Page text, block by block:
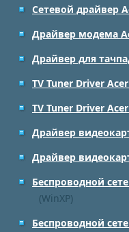
Сетевой драйвер
Драйвер модема
Драйвер для
TV Tuner Driver
TV Tuner Driver
Драйвер
Драйвер
Беспроводной
(WinXP)
Беспроводной